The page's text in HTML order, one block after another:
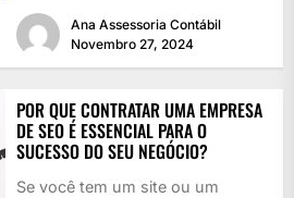
pratos...Ana Assessoria Contábil
Novembro 27, 2024
POR QUE CONTRATAR UMA EMPRESA
DE SEO É ESSENCIAL PARA O
SUCESSO DO SEU NEGÓCIO?
Se você tem um site ou um